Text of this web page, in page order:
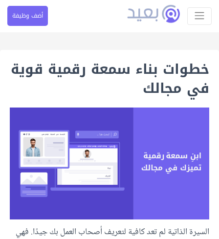
أضف وظيفة
خطوات بناء سمعة رقمية قوية
في مجالك
السيرة الذاتية لم تعد كافية لتعريف أصحاب العمل بك جيدًا. فهي